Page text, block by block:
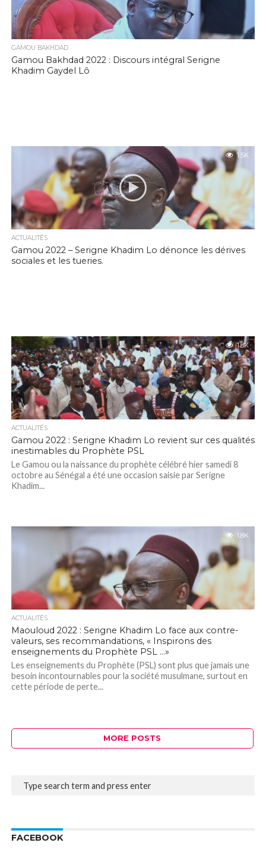
GAMOU BAKHDAD
Gamou Bakhdad 2022 : Discours intégral Serigne
Khadim Gaydel Lô
1.5K
ACTUALITÉS
Gamou 2022 – Serigne Khadim Lo dénonce les dérives
sociales et les tueries.
1.8K
ACTUALITÉS
Gamou 2022 : Serigne Khadim Lo revient sur ces qualités
inestimables du Prophète PSL
Le Gamou ou la naissance du prophète célébré hier samedi 8
octobre au Sénégal a été une occasion saisie par Serigne
Khadim...
1.8K
ACTUALITÉS
Maouloud 2022 : Serigne Khadim Lo face aux contre-
valeurs, ses recommandations, « Inspirons des
enseignements du Prophète PSL …»
Les enseignements du Prophète (PSL) sont plus que jamais une
besoin incontournables pour la société musulmane, surtout en
cette période de perte...
MORE POSTS
FACEBOOK